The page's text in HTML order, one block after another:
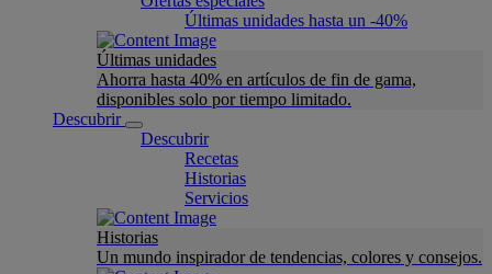
Últimas unidades hasta un -40%
Últimas unidades
Ahorra hasta 40% en artículos de fin de gama,
disponibles solo por tiempo limitado.
Descubrir
Descubrir
Recetas
Historias
Servicios
Historias
Un mundo inspirador de tendencias, colores y consejos.